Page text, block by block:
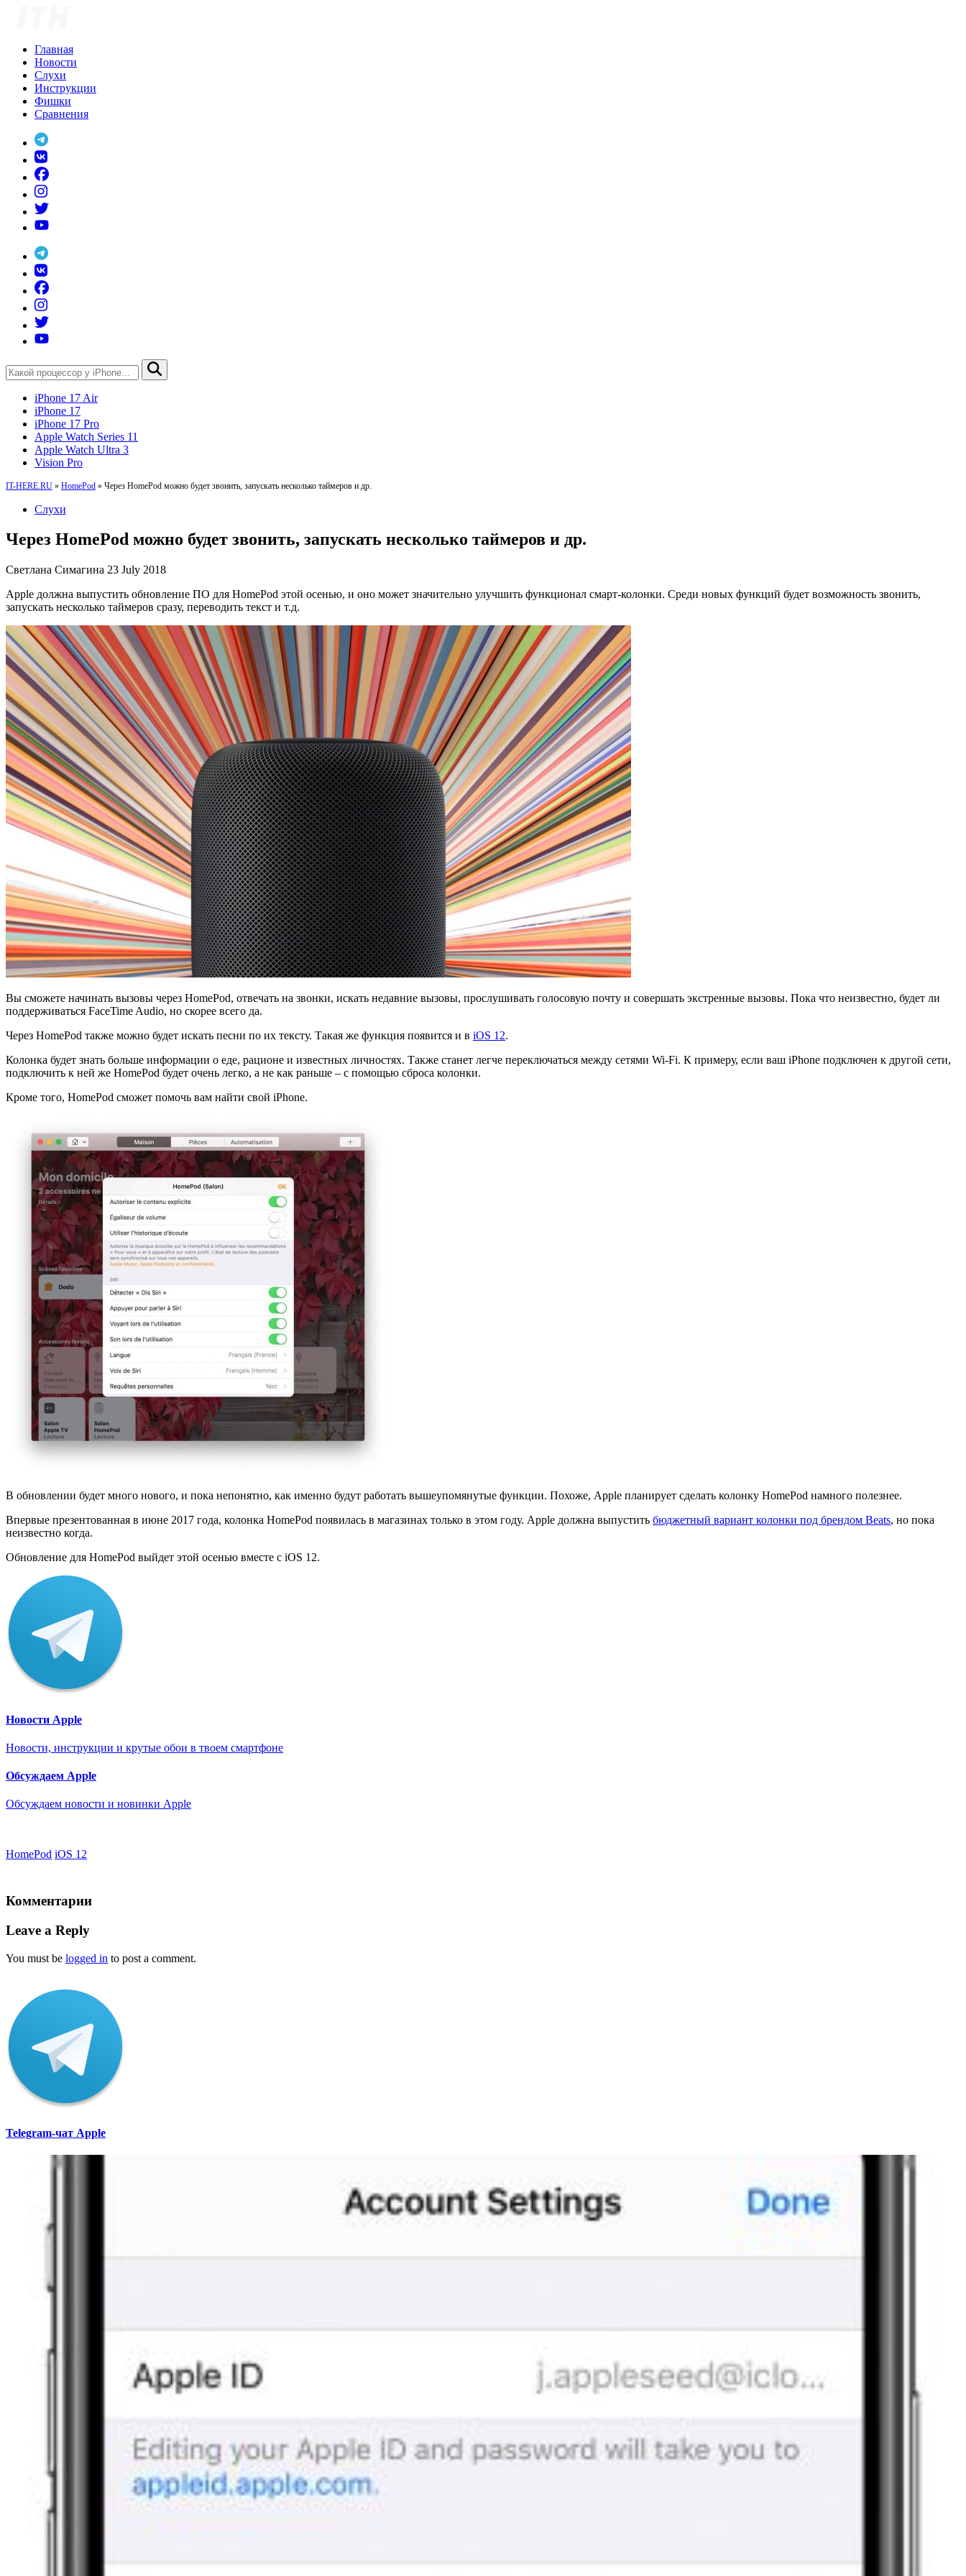
Главная
Новости
Слухи
Инструкции
Фишки
Сравнения
iPhone 17 Air
iPhone 17
iPhone 17 Pro
Apple Watch Series 11
Apple Watch Ultra 3
Vision Pro
IT-HERE.RU » HomePod » Через HomePod можно будет звонить, запускать несколько таймеров и др.
Слухи
Через HomePod можно будет звонить, запускать несколько таймеров и др.
Светлана Симагина 23 July 2018
Apple должна выпустить обновление ПО для HomePod этой осенью, и оно может значительно улучшить функционал смарт-колонки. Среди новых функций будет возможность звонить,
запускать несколько таймеров сразу, переводить текст и т.д.
Вы сможете начинать вызовы через HomePod, отвечать на звонки, искать недавние вызовы, прослушивать голосовую почту и совершать экстренные вызовы. Пока что неизвестно, будет ли
поддерживаться FaceTime Audio, но скорее всего да.
Через HomePod также можно будет искать песни по их тексту. Такая же функция появится и в iOS 12.
Колонка будет знать больше информации о еде, рационе и известных личностях. Также станет легче переключаться между сетями Wi-Fi. К примеру, если ваш iPhone подключен к другой сети,
подключить к ней же HomePod будет очень легко, а не как раньше – с помощью сброса колонки.
Кроме того, HomePod сможет помочь вам найти свой iPhone.
В обновлении будет много нового, и пока непонятно, как именно будут работать вышеупомянутые функции. Похоже, Apple планирует сделать колонку HomePod намного полезнее.
Впервые презентованная в июне 2017 года, колонка HomePod появилась в магазинах только в этом году. Apple должна выпустить бюджетный вариант колонки под брендом Beats, но пока
неизвестно когда.
Обновление для HomePod выйдет этой осенью вместе с iOS 12.
Новости Apple
Новости, инструкции и крутые обои в твоем смартфоне
Обсуждаем Apple
Обсуждаем новости и новинки Apple
HomePod iOS 12
Комментарии
Leave a Reply
You must be logged in to post a comment.
Telegram-чат Apple